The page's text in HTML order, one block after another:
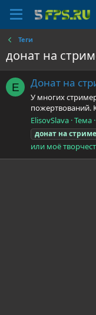
Теги
донат на
E Донат на
У многих
пожертвований.
ElisovSlava Тема
донат настриме
или моё